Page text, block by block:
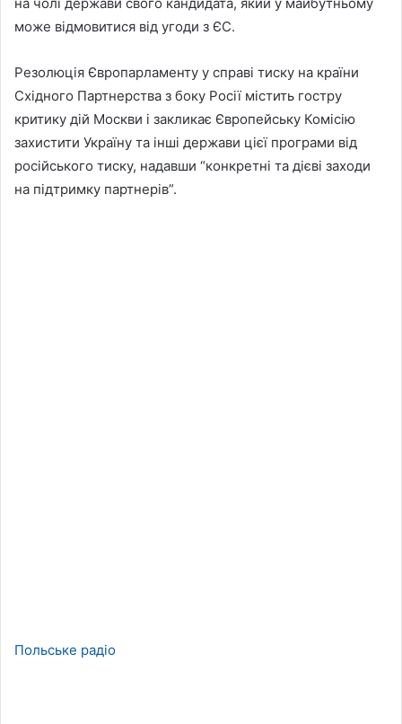
може відмовитися від угоди з ЄС.
Резолюція Європарламенту у справі тиску на країни
Східного Партнерства з боку Росії містить гостру
критику дій Москви і закликає Європейську Комісію
захистити Україну та інші держави цієї програми від
російського тиску, надавши “конкретні та дієві заходи
на підтримку партнерів”.
Польське радіо